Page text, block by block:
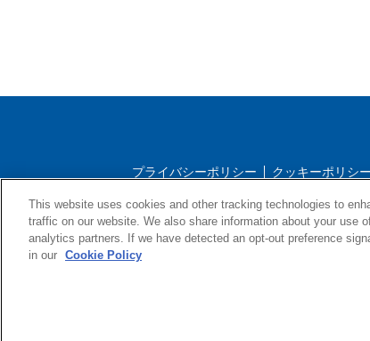
プライバシーポリシー クッキーポリシー
ストアご利用規約 配送
This website uses cookies and other tracking technologies to
traffic on our website. We also share information about your use
analytics partners. If we have detected an opt-out preference
in our Cookie Policy